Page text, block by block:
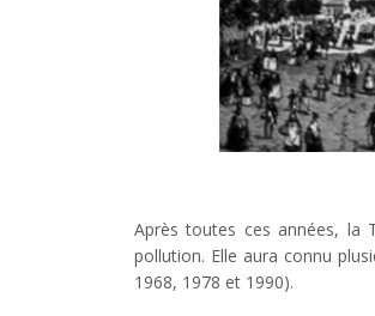
Après toutes ces années, la
pollution. Elle aura connu
1968, 1978 et 1990).